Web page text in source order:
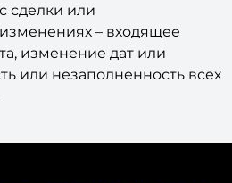
сделки или
– входящее
изменение дат или
или незаполненность всех